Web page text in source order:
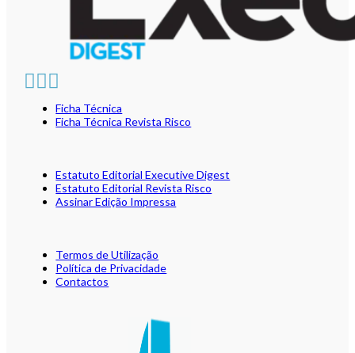
Ficha Técnica
Ficha Técnica Revista Risco
Estatuto Editorial Executive Digest
Estatuto Editorial Revista Risco
Assinar Edição Impressa
Termos de Utilização
Política de Privacidade
Contactos